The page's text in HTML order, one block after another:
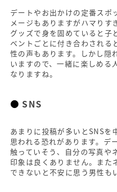
デートやお出かけの定番スポ
メージもありますがハマりす
グッズで身を固めていると子
ベントごとに付き合わされる
性の声もあります。しかし隠
いますので、一緒に楽しめる
なりますね。
SNS
あまりに投稿が多いとSNSを
思われる恐れがあります。デ
触っていそう、自分の写真や
印象は良くありません。また
できないと不安に思う男性も